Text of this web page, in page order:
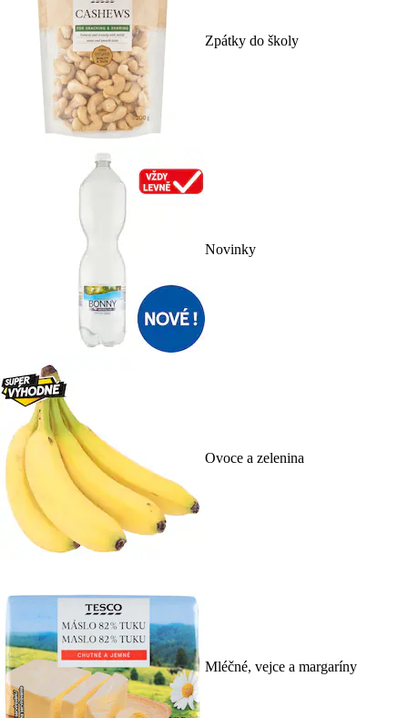
Zpátky do školy
Novinky
Ovoce a zelenina
Mléčné, vejce a margaríny